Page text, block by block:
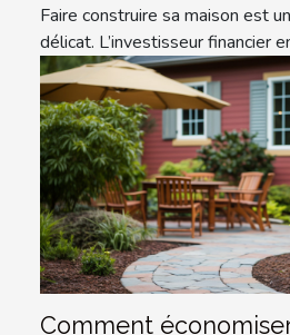
Faire construire sa maison est
délicat. L’investisseur financier
Comment